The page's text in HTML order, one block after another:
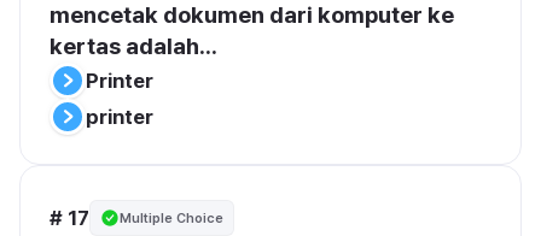
mencetak dokumen dari komputer ke
kertas adalah...
Printer
printer
# 17 Multiple Choice